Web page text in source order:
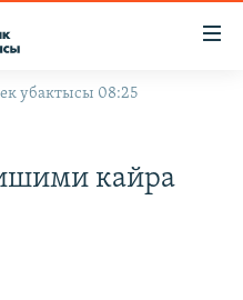
убактысы 08:25
кайра